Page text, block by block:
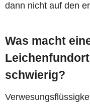
dann nicht auf den
Was macht
schwierig?